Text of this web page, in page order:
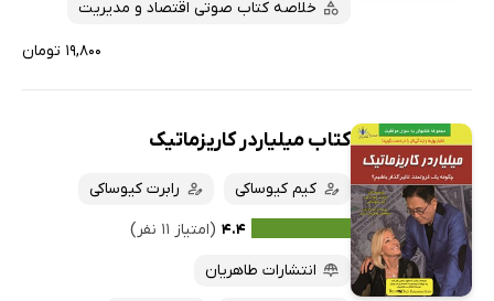
خلاصه کتاب صوتی اقتصاد و مدیریت
۱۹,۸۰۰ تومان
کتاب میلیاردر کاریزماتیک
کیم کیوساکی
رابرت کیوساکی
۴.۴ (امتیاز ۱۱ نفر)
انتشارات طاهریان